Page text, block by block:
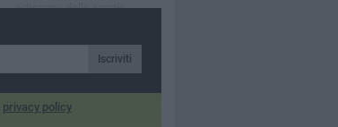
ridisegno dello spazio
la ricetta per trasformare i
nostri territori”
Iscriviti
privacy policy